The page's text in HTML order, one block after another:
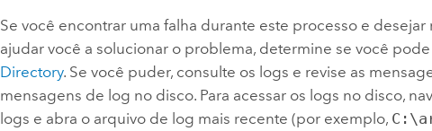
Se você encontrar uma falha durante este processo e desejar
ajudar você a solucionar o problema, determine se você
Directory. Se você puder, consulte os logs e revise as
mensagens de log no disco. Para acessar os logs no disco,
logs e abra o arquivo de log mais recente (por exemplo,